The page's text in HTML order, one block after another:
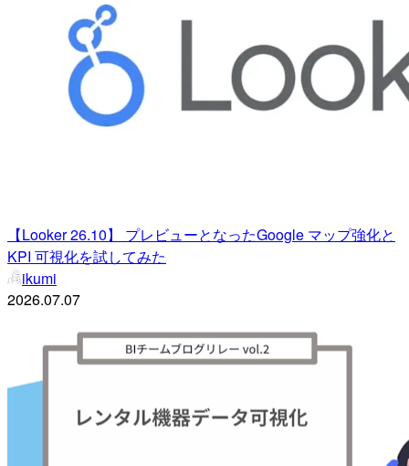
【Looker 26.10】 プレビューとなったGoogle マップ強化と
KPI 可視化を試してみた
ikumi
2026.07.07